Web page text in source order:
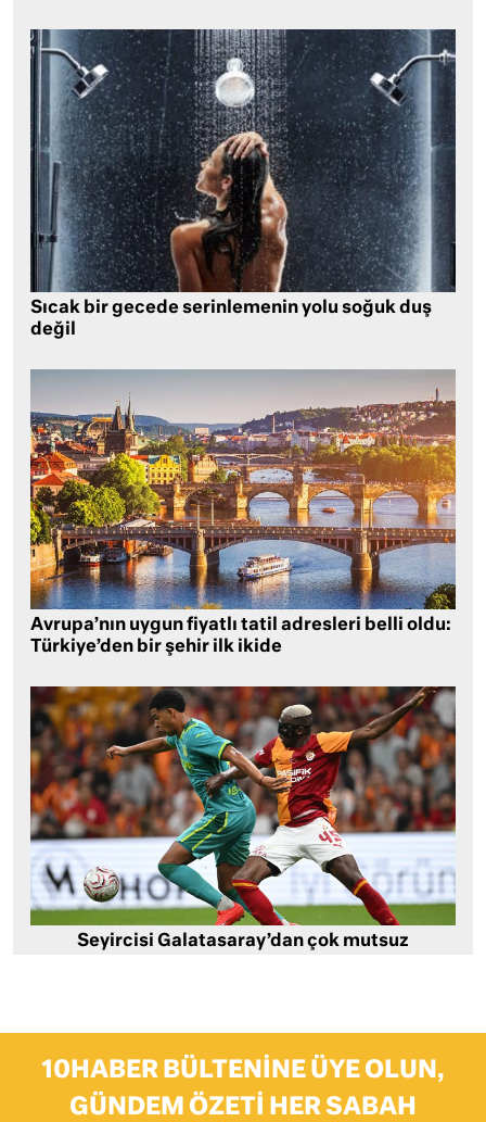
Sıcak bir gecede serinlemenin yolu soğuk duş
değil
Avrupa’nın uygun fiyatlı tatil adresleri belli oldu:
Türkiye’den bir şehir ilk ikide
Seyircisi Galatasaray’dan çok mutsuz
10HABER BÜLTENINE ÜYE OLUN,
GÜNDEM ÖZETI HER SABAH